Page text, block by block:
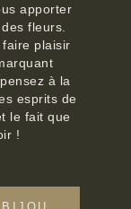
apporter
fleurs.
plaisir
à la
esprits de
le fait que
!